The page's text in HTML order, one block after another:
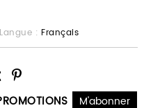
Langue : Français